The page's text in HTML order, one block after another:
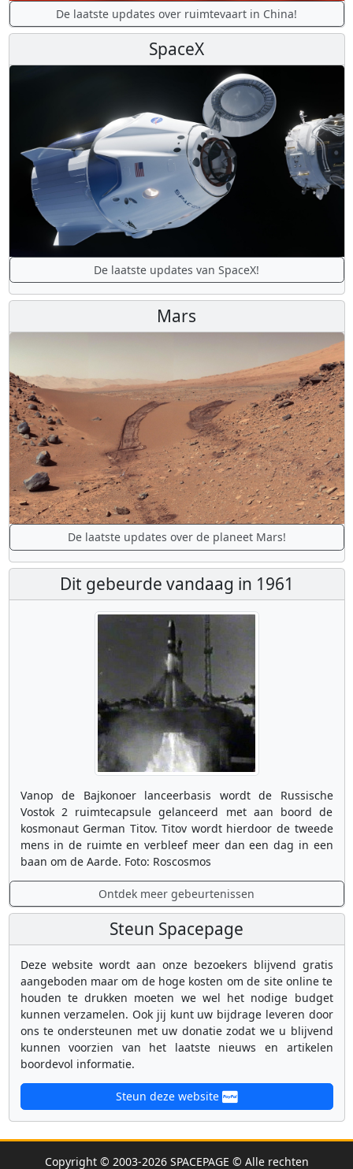
De laatste updates over ruimtevaart in China!
SpaceX
De laatste updates van SpaceX!
Mars
De laatste updates over de planeet Mars!
Dit gebeurde vandaag in 1961
Vanop de Bajkonoer lanceerbasis wordt de Russische
Vostok 2 ruimtecapsule gelanceerd met aan boord de
kosmonaut German Titov. Titov wordt hierdoor de tweede
mens in de ruimte en verbleef meer dan een dag in een
baan om de Aarde. Foto: Roscosmos
Ontdek meer gebeurtenissen
Steun Spacepage
Deze website wordt aan onze bezoekers blijvend gratis
aangeboden maar om de hoge kosten om de site online te
houden te drukken moeten we wel het nodige budget
kunnen verzamelen. Ook jij kunt uw bijdrage leveren door
ons te ondersteunen met uw donatie zodat we u blijvend
kunnen voorzien van het laatste nieuws en artikelen
boordevol informatie.
Steun deze website
Copyright © 2003-2026 SPACEPAGE © Alle rechten